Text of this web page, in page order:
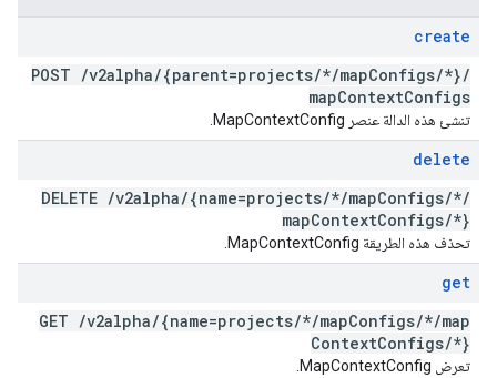
create
POST /v2alpha/{parent=projects/*/mapConfigs/*}/
mapContextConfigs
تنشئ هذه الدالة عنصر MapContextConfig.
delete
DELETE /v2alpha/{name=projects/*/mapConfigs/*/
mapContextConfigs/*}
تحذف هذه الطريقة MapContextConfig.
get
GET /v2alpha/{name=projects/*/mapConfigs/*/map
ContextConfigs/*}
تعرض MapContextConfig.